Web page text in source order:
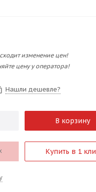
изменение цен!
цену у оператора!
Нашли дешевле?
В корзину
Купить в 1